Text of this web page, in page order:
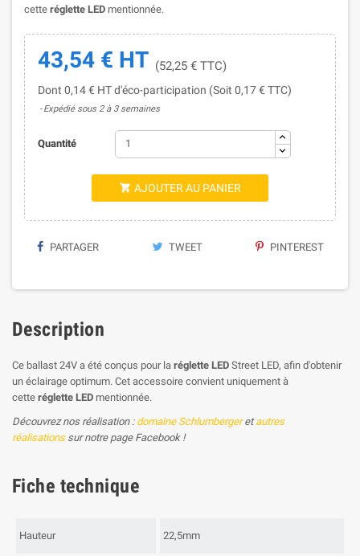
cette réglette LED mentionnée.
43,54 € HT (52,25 € TTC)
Dont 0,14 € HT d'éco-participation (Soit 0,17 € TTC)
Expédié sous 2 à 3 semaines
Quantité
 AJOUTER AU PANIER
PARTAGER TWEET PINTEREST
Description
Ce ballast 24V a été conçus pour la réglette LED Street LED, afin d'obtenir
un éclairage optimum. Cet accessoire convient uniquement à
cette réglette LED mentionnée.
Découvrez nos réalisation : domaine Schlumbergeretautres
réalisationssur notre page Facebook !
Fiche technique
Hauteur 22,5mm